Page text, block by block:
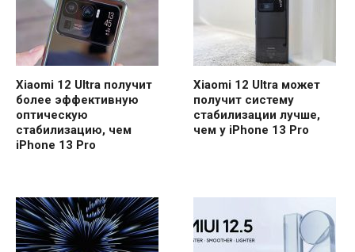
Xiaomi 12 Ultra получит
более эффективную
оптическую
стабилизацию, чем
iPhone 13 Pro
Xiaomi 12 Ultra может
получит систему
стабилизации лучше,
чем у iPhone 13 Pro